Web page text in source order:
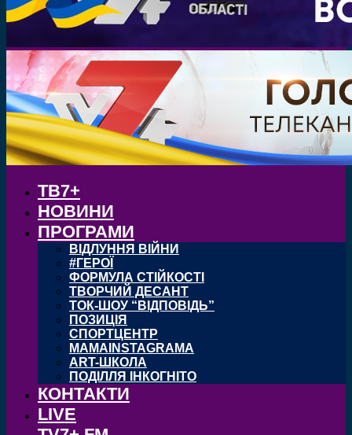
ТВ7+
НОВИНИ
ПРОГРАМИ
ВІДЛУННЯ ВІЙНИ
#ГЕРОЇ
ФОРМУЛА СТІЙКОСТІ
ТВОРЧИЙ ДЕСАНТ
ТОК-ШОУ “ВІДПОВІДЬ”
ПОЗИЦІЯ
СПОРТЦЕНТР
MAMAINSTAGRAMA
ART-ШКОЛА
ПОДІЛЛЯ ІНКОГНІТО
КОНТАКТИ
LIVE